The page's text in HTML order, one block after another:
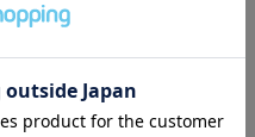
ヘッドハンターが人を「見
スより）